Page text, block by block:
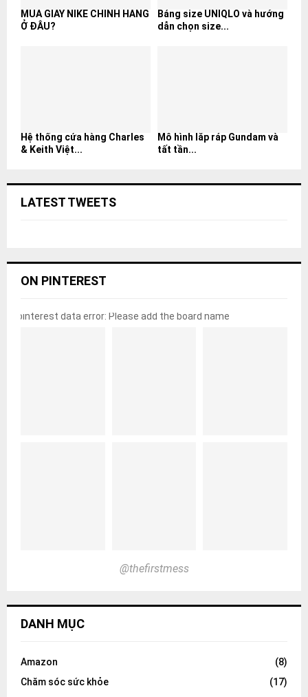
MUA GIÀY NIKE CHÍNH HÃNG
Ở ĐÂU?
Bảng size UNIQLO và hướng
dẫn chọn size...
Hệ thống cửa hàng Charles
& Keith Việt...
Mô hình lắp ráp Gundam và
tất tần...
LATEST TWEETS
ON PINTEREST
pinterest data error: Please add the board name
@thefirstmess
DANH MỤC
Amazon
(8)
Chăm sóc sức khỏe
(17)